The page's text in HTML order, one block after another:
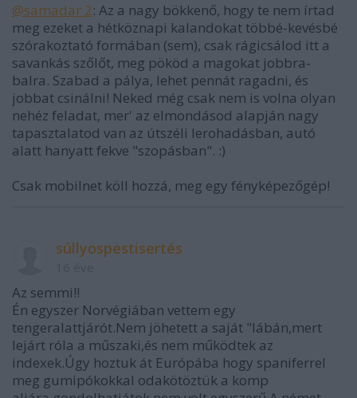
@samadar 2: Az a nagy bökkenő, hogy te nem írtad
meg ezeket a hétköznapi kalandokat többé-kevésbé
szórakoztató formában (sem), csak rágicsálod itt a
savankás szőlőt, meg pököd a magokat jobbra-
balra. Szabad a pálya, lehet pennát ragadni, és
jobbat csinálni! Neked még csak nem is volna olyan
nehéz feladat, mer' az elmondásod alapján nagy
tapasztalatod van az útszéli lerohadásban, autó
alatt hanyatt fekve "szopásban". :)
Csak mobilnet köll hozzá, meg egy fényképezőgép!
súllyospestisertés
Az semmi!!
Én egyszer Norvégiában vettem egy
tengeralattjárót.Nem jöhetett a saját "lábán,mert
lejárt róla a műszaki,és nem működtek az
indexek.Úgy hoztuk át Európába hogy spaniferrel
meg gumipókokkal odakötöztük a komp